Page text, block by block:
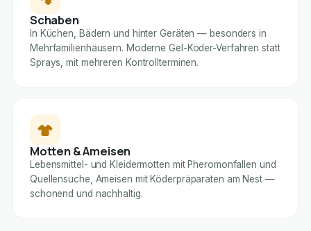
Schaben
In Küchen, Bädern und hinter Geräten — besonders in
Mehrfamilienhäusern. Moderne Gel-Köder-Verfahren statt
Sprays, mit mehreren Kontrollterminen.
Motten & Ameisen
Lebensmittel- und Kleidermotten mit Pheromonfallen und
Quellensuche, Ameisen mit Köderpräparaten am Nest —
schonend und nachhaltig.